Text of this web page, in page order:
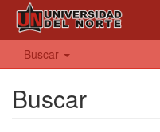
Buscar
Buscar